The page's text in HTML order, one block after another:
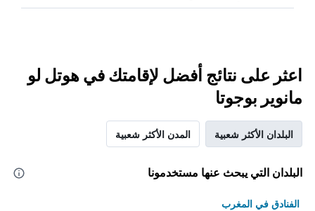
اعثر على نتائج أفضل لإقامتك في هوتل لو
مانوير بوجوتا
البلدان الأكثر شعبية المدن الأكثر شعبية
البلدان التي يبحث عنها مستخدمونا
الفنادق في المغرب